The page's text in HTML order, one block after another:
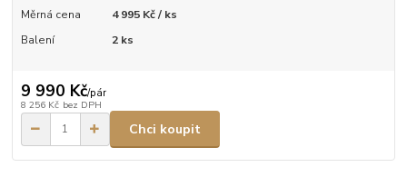
Měrná cena
4 995 Kč / ks
Balení
2 ks
9 990 Kč/pár
8 256 Kč bez DPH
Chci koupit